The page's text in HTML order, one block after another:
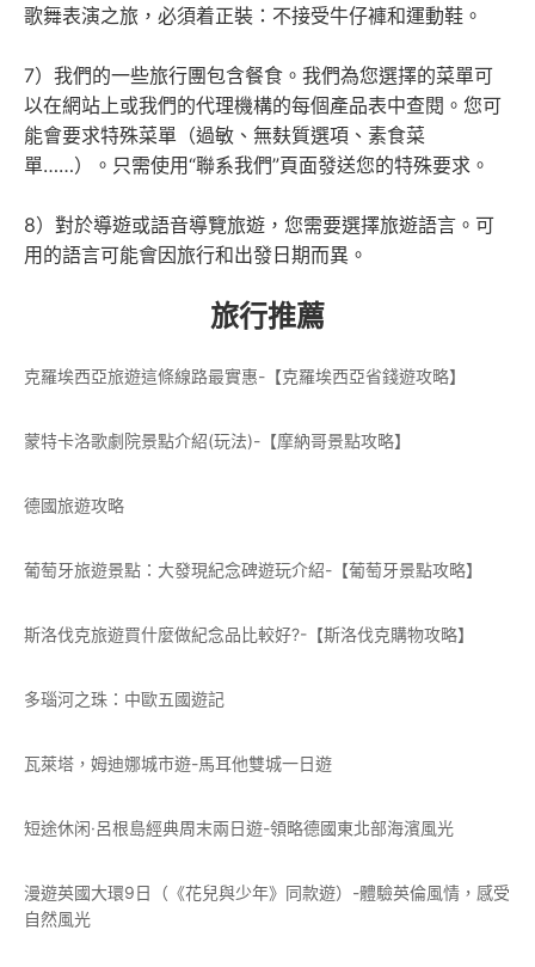
歌舞表演之旅，必須着正裝：不接受牛仔褲和運動鞋。
7）我們的一些旅行團包含餐食。我們為您選擇的菜單可
以在網站上或我們的代理機構的每個產品表中查閱。您可
能會要求特殊菜單（過敏、無麸質選項、素食菜
單……）。只需使用“聯系我們”頁面發送您的特殊要求。
8）對於導遊或語音導覽旅遊，您需要選擇旅遊語言。可
用的語言可能會因旅行和出發日期而異。
旅行推薦
克羅埃西亞旅遊這條線路最實惠-【克羅埃西亞省錢遊攻略】
蒙特卡洛歌劇院景點介紹(玩法)-【摩納哥景點攻略】
德國旅遊攻略
葡萄牙旅遊景點：大發現紀念碑遊玩介紹-【葡萄牙景點攻略】
斯洛伐克旅遊買什麼做紀念品比較好?-【斯洛伐克購物攻略】
多瑙河之珠：中歐五國遊記
瓦萊塔，姆迪娜城市遊-馬耳他雙城一日遊
短途休闲·呂根島經典周末兩日遊-領略德國東北部海濱風光
漫遊英國大環9日（《花兒與少年》同款遊）-體驗英倫風情，感受
自然風光